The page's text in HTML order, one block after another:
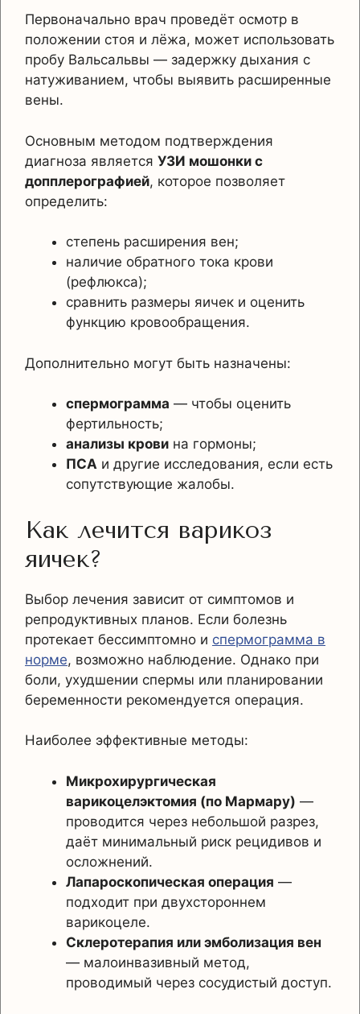
Первоначально врач проведёт осмотр в
положении стоя и лёжа, может использовать
пробу Вальсальвы — задержку дыхания с
натуживанием, чтобы выявить расширенные
вены.
Основным методом подтверждения
диагноза является УЗИ мошонки с
допплерографией, которое позволяет
определить:
степень расширения вен;
наличие обратного тока крови
(рефлюкса);
сравнить размеры яичек и оценить
функцию кровообращения.
Дополнительно могут быть назначены:
спермограмма — чтобы оценить
фертильность;
анализы крови на гормоны;
ПСА и другие исследования, если есть
сопутствующие жалобы.
Как лечится варикоз
яичек?
Выбор лечения зависит от симптомов и
репродуктивных планов. Если болезнь
протекает бессимптомно и спермограмма в
норме, возможно наблюдение. Однако при
боли, ухудшении спермы или планировании
беременности рекомендуется операция.
Наиболее эффективные методы:
Микрохирургическая
варикоцелэктомия (по Мармару) —
проводится через небольшой разрез,
даёт минимальный риск рецидивов и
осложнений.
Лапароскопическая операция —
подходит при двухстороннем
варикоцеле.
Склеротерапия или эмболизация вен
— малоинвазивный метод,
проводимый через сосудистый доступ.